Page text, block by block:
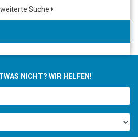
Suche
NICHT? WIR HELFEN!